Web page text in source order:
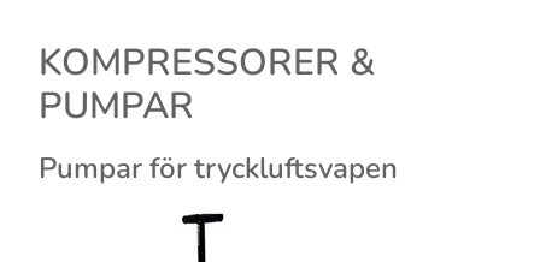
KOMPRESSORER &
PUMPAR
Pumpar för tryckluftsvapen